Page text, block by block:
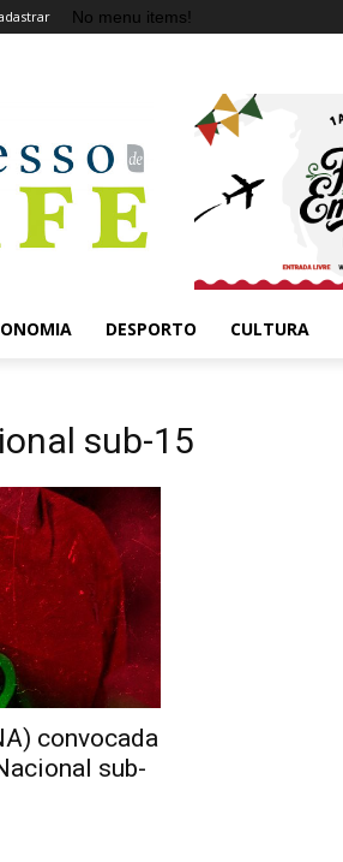
No menu items!
DESPORTO CULTURA
sub-15
convocada
sub-